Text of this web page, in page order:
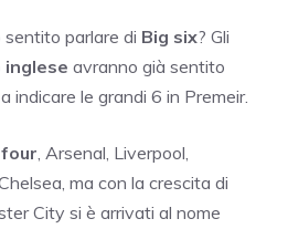
parlare di Big six? Gli
inglese avranno già sentito
indicare le grandi 6 in Premeir.
, Arsenal, Liverpool,
ma con la crescita di
City si è arrivati al nome